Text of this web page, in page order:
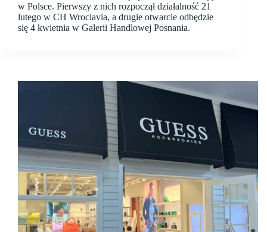
w Polsce. Pierwszy z nich rozpoczął działalność 21
lutego w CH Wroclavia, a drugie otwarcie odbędzie
się 4 kwietnia w Galerii Handlowej Posnania.